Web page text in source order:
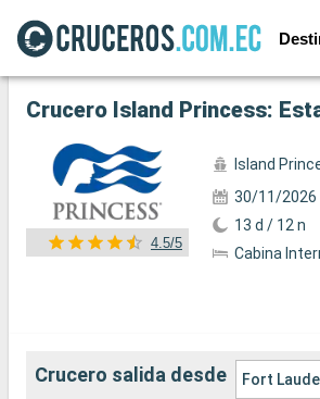
Ver las 38 fotos siguientes
Crucero Island Princess:
4.5/5
Island
30/11/2026
13 d / 12 n
Cabina
Crucero salida desde Fort